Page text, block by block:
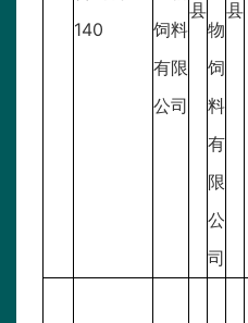
140
饲料
有限
公司
县
物
饲
料
有
限
公
司
县